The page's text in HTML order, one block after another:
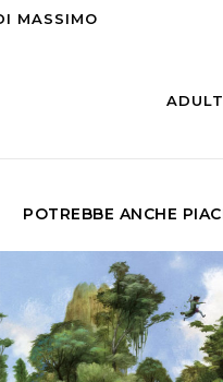
MASSIMO
POTREBBE ANCHE